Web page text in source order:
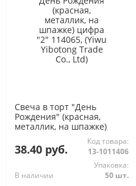
Свеча в торт "День
Рождения" (красная,
металлик, на шпажке)
цифра "2" 114065, (Yiwu
Yibotong Trade Co., Ltd)
38.40 руб.
Код товара:
13-1011406
В наличии
Упаковка:
50 шт.